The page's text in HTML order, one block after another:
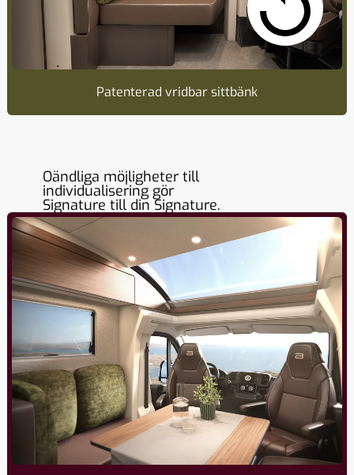
Patenterad vridbar sittbänk
Oändliga möjligheter till
individualisering gör
Signature till din Signature.